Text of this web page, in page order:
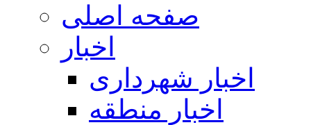
صفحه اصلی
اخبار
اخبار شهرداری
اخبار منطقه